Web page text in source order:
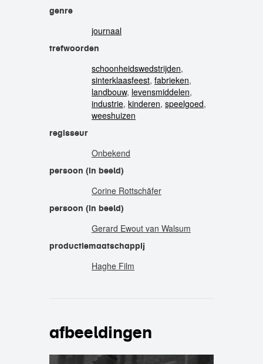
genre
journaal
trefwoorden
schoonheidswedstrijden,
sinterklaasfeest, fabrieken,
landbouw, levensmiddelen,
industrie, kinderen, speelgoed,
weeshuizen
regisseur
Onbekend
persoon (in beeld)
Corine Rottschäfer
persoon (in beeld)
Gerard Ewout van Walsum
productiemaatschappij
Haghe Film
afbeeldingen